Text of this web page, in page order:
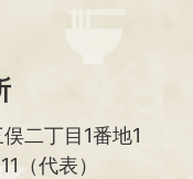
二丁目1番地1
（代表）